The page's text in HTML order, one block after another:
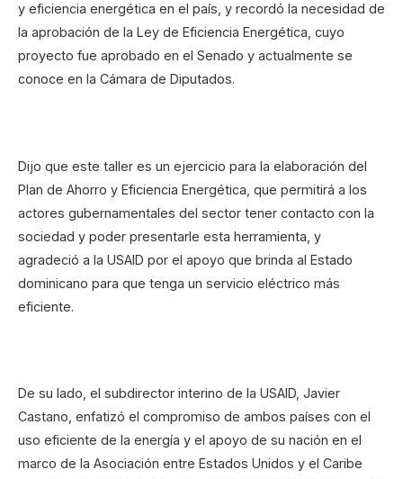
y eficiencia energética en el país, y recordó la necesidad de
la aprobación de la Ley de Eficiencia Energética, cuyo
proyecto fue aprobado en el Senado y actualmente se
conoce en la Cámara de Diputados.
Dijo que este taller es un ejercicio para la elaboración del
Plan de Ahorro y Eficiencia Energética, que permitirá a los
actores gubernamentales del sector tener contacto con la
sociedad y poder presentarle esta herramienta, y
agradeció a la USAID por el apoyo que brinda al Estado
dominicano para que tenga un servicio eléctrico más
eficiente.
De su lado, el subdirector interino de la USAID, Javier
Castano, enfatizó el compromiso de ambos países con el
uso eficiente de la energía y el apoyo de su nación en el
marco de la Asociación entre Estados Unidos y el Caribe